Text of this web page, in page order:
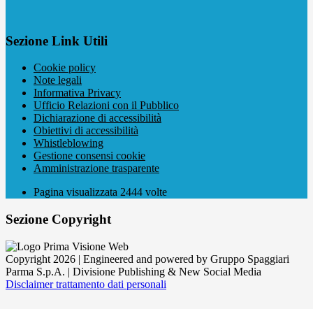
Sezione Link Utili
Cookie policy
Note legali
Informativa Privacy
Ufficio Relazioni con il Pubblico
Dichiarazione di accessibilità
Obiettivi di accessibilità
Whistleblowing
Gestione consensi cookie
Amministrazione trasparente
Pagina visualizzata 2444 volte
Sezione Copyright
Copyright 2026 | Engineered and powered by Gruppo Spaggiari
Parma S.p.A. | Divisione Publishing & New Social Media
Disclaimer trattamento dati personali